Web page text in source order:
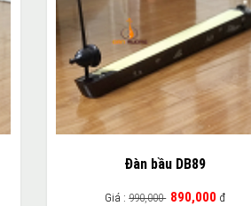
Đàn bầu DB89
Giá :990,000 890,000 đ